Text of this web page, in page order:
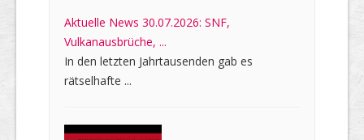
Aktuelle News 30.07.2026: SNF,
Vulkanausbrüche, ...
In den letzten Jahrtausenden gab es
rätselhafte ...